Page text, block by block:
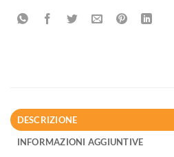
DESCRIZIONE
INFORMAZIONI AGGIUNTIVE